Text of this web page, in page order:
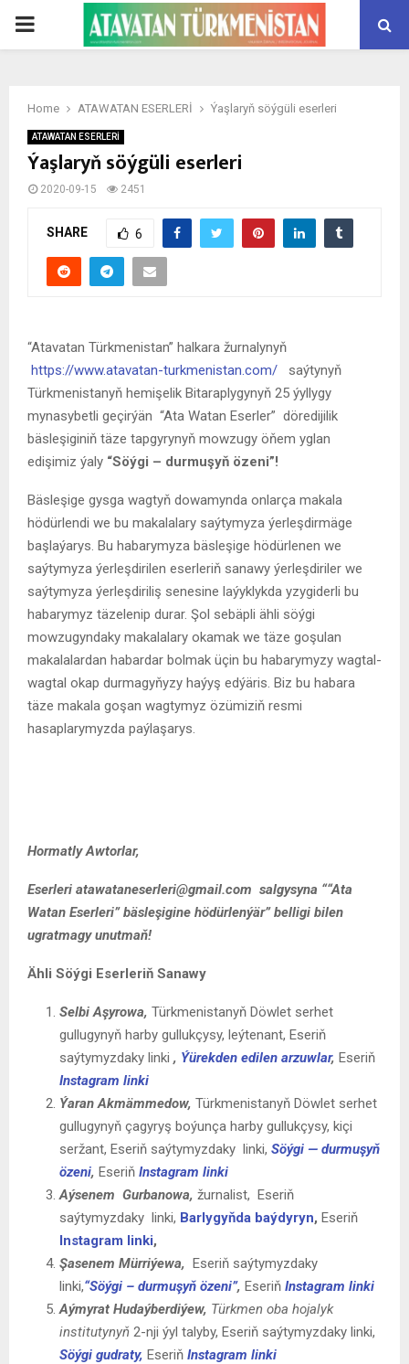
PRIMARY
Home ATAWATAN ESERLERİ Ýaşlaryň söýgüli eserleri
ATAWATAN ESERLERİ
Ýaşlaryň söýgüli eserleri
2020-09-15 2451
SHARE 6
“Atavatan Türkmenistan” halkara žurnalynyň
https://www.atavatan-turkmenistan.com/ saýtynyň
Türkmenistanyň hemişelik Bitaraplygynyň 25 ýyllygy
mynasybetli geçirýän “Ata Watan Eserler” döredijilik
bäsleşiginiň täze tapgyrynyň mowzugy öňem yglan
edişimiz ýaly “Söýgi – durmuşyň özeni”!
Bäsleşige gysga wagtyň dowamynda onlarça makala
hödürlendi we bu makalalary saýtymyza ýerleşdirmäge
başlaýarys. Bu habarymyza bäsleşige hödürlenen we
saýtymyza ýerleşdirilen eserleriň sanawy ýerleşdiriler we
saýtymyza ýerleşdiriliş senesine laýyklykda yzygiderli bu
habarymyz täzelenip durar. Şol sebäpli ähli söýgi
mowzugyndaky makalalary okamak we täze goşulan
makalalardan habardar bolmak üçin bu habarymyzy wagtal-
wagtal okap durmagyňyzy haýyş edýäris. Biz bu habara
täze makala goşan wagtymyz özümiziň resmi
hasaplarymyzda paýlaşarys.
Hormatly Awtorlar,
Eserleri atawataneserleri@gmail.com salgysyna ““Ata
Watan Eserleri” bäsleşigine hödürlenýär” belligi bilen
ugratmagy unutmaň!
Ähli Söýgi Eserleriň Sanawy
Selbi Aşyrowa, Türkmenistanyň Döwlet serhet
gullugynyň harby gullukçysy, leýtenant, Eseriň
saýtymyzdaky linki , Ýürekden edilen arzuwlar, Eseriň
Instagram linki
Ýaran Akmämmedow, Türkmenistanyň Döwlet serhet
gullugynyň çagyryş boýunça harby gullukçysy, kiçi
seržant, Eseriň saýtymyzdaky linki, Söýgi — durmuşyň
özeni, Eseriň Instagram linki
Aýsenem Gurbanowa, žurnalist, Eseriň
saýtymyzdaky linki, Barlygyňda baýdyryn, Eseriň
Instagram linki,
Şasenem Mürriýewa, Eseriň saýtymyzdaky
linki,“Söýgi – durmuşyň özeni”, Eseriň Instagram linki
Aýmyrat Hudaýberdiýew, Türkmen oba hojalyk
institutynyň 2-nji ýyl talyby, Eseriň saýtymyzdaky linki,
Söýgi gudraty, Eseriň Instagram linki